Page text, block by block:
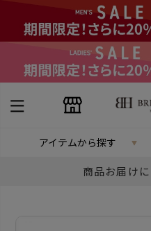
アイテムから探す
商品お届け